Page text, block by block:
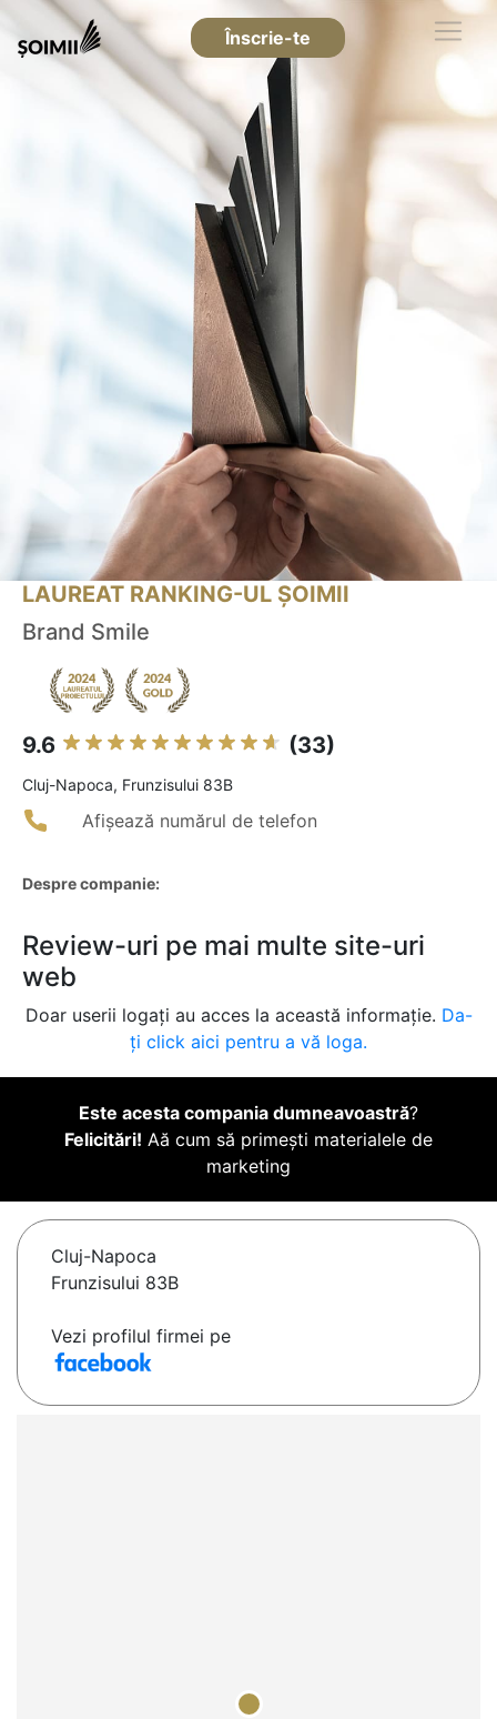
Înscrie-te
LAUREAT RANKING-UL ȘOIMII
Brand Smile
9.6 (33)
Cluj-Napoca, Frunzisului 83B
Afișează numărul de telefon
Despre companie:
Review-uri pe mai multe site-uri
web
Doar userii logați au acces la această informație. Da-
ți click aici pentru a vă loga.
Este acesta compania dumneavoastră?
Felicitări! Aă cum să primești materialele de
marketing
Cluj-Napoca
Frunzisului 83B
Vezi profilul firmei pe